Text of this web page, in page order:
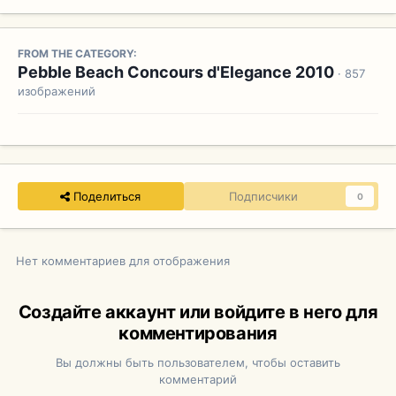
FROM THE CATEGORY:
Pebble Beach Concours d'Elegance 2010 · 857
изображений
Поделиться Подписчики 0
Нет комментариев для отображения
Создайте аккаунт или войдите в него для
комментирования
Вы должны быть пользователем, чтобы оставить
комментарий